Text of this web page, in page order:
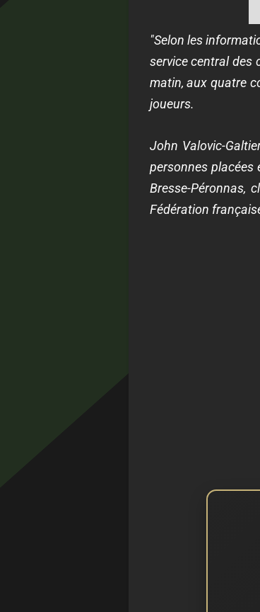
"Selon les
service central des
matin, aux quatre
joueurs.
John Valovic-
personnes placées
Bresse-
Fédération